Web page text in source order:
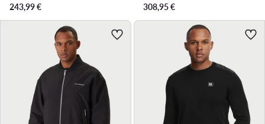
243,99€
308,95€